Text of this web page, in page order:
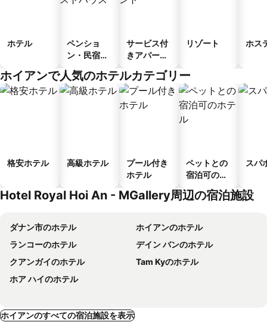
ホテル
ペンショ
ン・民宿・
ス
サービス付
きアパート
リゾート ホス
ホイアンで人気のホテルカテゴリー
格安ホテル 高級ホテル
プール付き
ホテル
ペットとの
宿泊可のホ
スパ
Hotel Royal Hoi An - MGallery周辺の宿泊施設
ダナン市のホテル
ホイアンのホテル
ランコーのホテル
デイン バンのホテル
クアンガイのホテル
Tam Kyのホテル
ホア ハイのホテル
ホイアンのすべての宿泊施設を表示